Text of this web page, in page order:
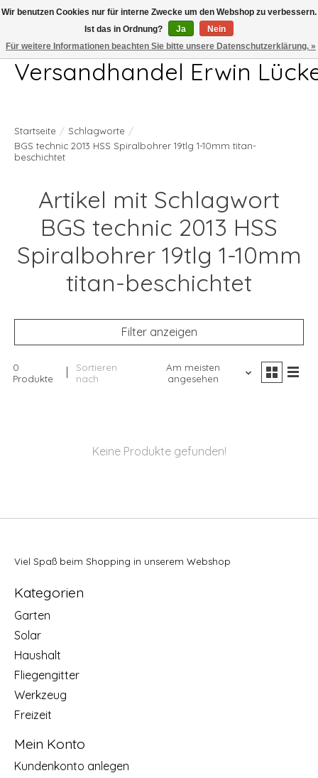
Telefon 04407 715872 MO-DO 7.00-17.00Uhr FR 7.00-13.00Uhr
Versandhandel Erwin
Startseite / Schlagworte /
BGS technic 2013 HSS Spiralbohrer 19tlg 1-10mm titan-
beschichtet
Artikel mit Schlagwort
BGS technic 2013 HSS
Spiralbohrer 19tlg 1-10mm
titan-beschichtet
Filter anzeigen
0
Produkte
Sortieren
nach
Am meisten
angesehen
Keine Produkte gefunden!
Viel Spaß beim Shopping in unserem Webshop
Kategorien
Garten
Solar
Haushalt
Fliegengitter
Werkzeug
Freizeit
Mein Konto
Kundenkonto anlegen
Wir benutzen Cookies nur für interne Zwecke um den Webshop zu verbessern.
Ist das in Ordnung?
Ja
Nein
Für weitere Informationen beachten Sie bitte unsere Datenschutzerklärung. »